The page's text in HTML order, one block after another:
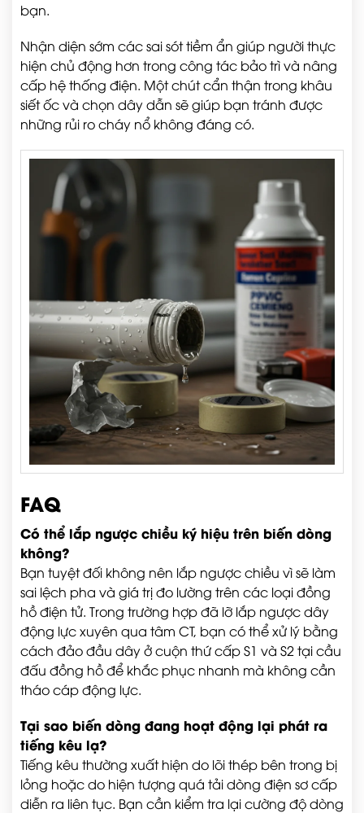
bạn.
Nhận diện sớm các sai sót tiềm ẩn giúp người thực
hiện chủ động hơn trong công tác bảo trì và nâng
cấp hệ thống điện. Một chút cẩn thận trong khâu
siết ốc và chọn dây dẫn sẽ giúp bạn tránh được
những rủi ro cháy nổ không đáng có.
FAQ
Có thể lắp ngược chiều ký hiệu trên biến dòng
không?
Bạn tuyệt đối không nên lắp ngược chiều vì sẽ làm
sai lệch pha và giá trị đo lường trên các loại đồng
hồ điện tử. Trong trường hợp đã lỡ lắp ngược dây
động lực xuyên qua tâm CT, bạn có thể xử lý bằng
cách đảo đầu dây ở cuộn thứ cấp S1 và S2 tại cầu
đấu đồng hồ để khắc phục nhanh mà không cần
tháo cáp động lực.
Tại sao biến dòng đang hoạt động lại phát ra
tiếng kêu lạ?
Tiếng kêu thường xuất hiện do lõi thép bên trong bị
lỏng hoặc do hiện tượng quá tải dòng điện sơ cấp
diễn ra liên tục. Bạn cần kiểm tra lại cường độ dòng